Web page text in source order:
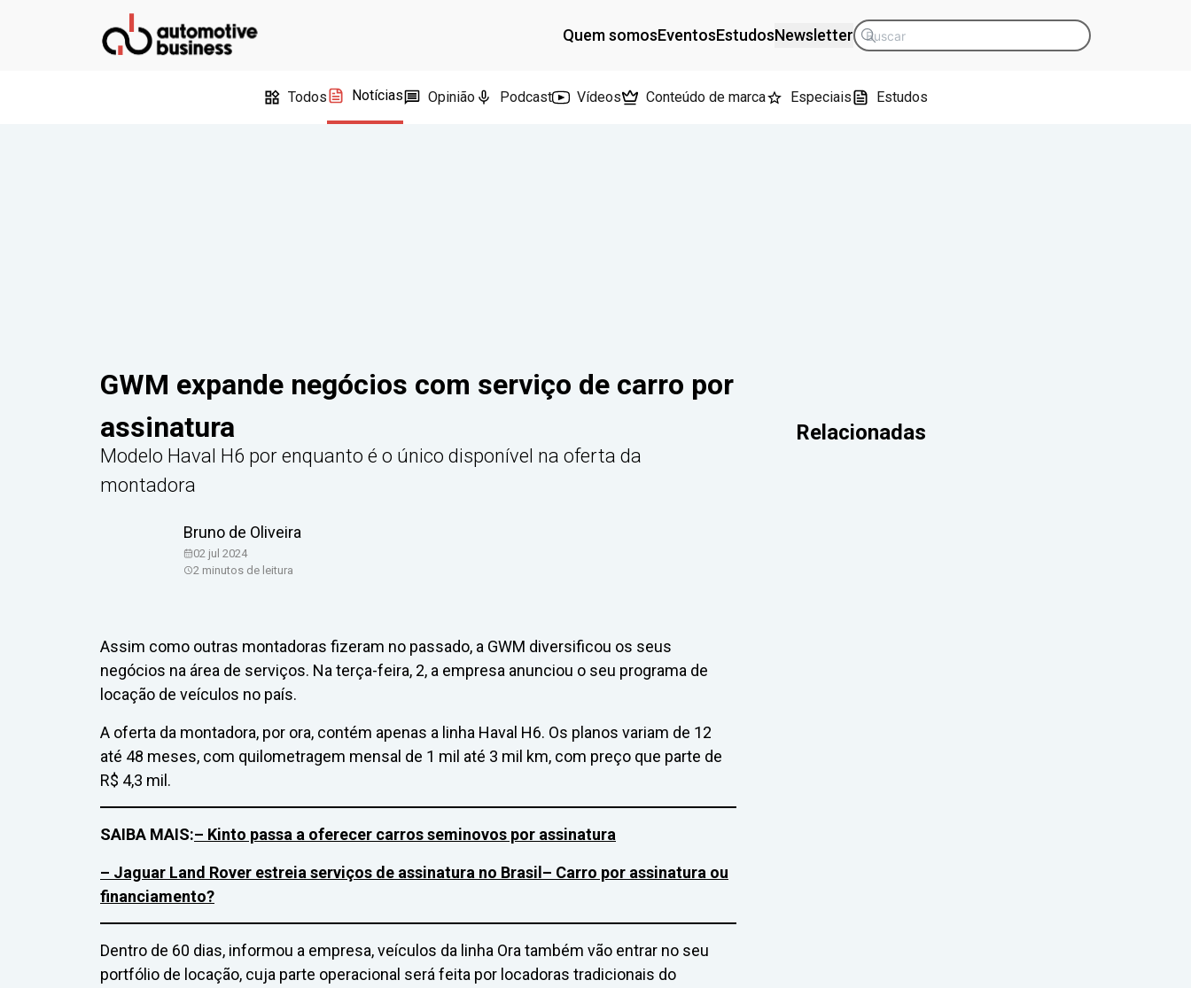
Quem somosEventosEstudosNewsletter
Todos Notícias Opinião Podcast Vídeos Conteúdo de marca Especiais Estudos
GWM expande negócios com serviço de carro por
assinatura
Modelo Haval H6 por enquanto é o único disponível na oferta da
montadora
Bruno de Oliveira
02 jul 2024
2 minutos de leitura
Assim como outras montadoras fizeram no passado, a GWM diversificou os seus
negócios na área de serviços. Na terça-feira, 2, a empresa anunciou o seu programa de
locação de veículos no país.
A oferta da montadora, por ora, contém apenas a linha Haval H6. Os planos variam de 12
até 48 meses, com quilometragem mensal de 1 mil até 3 mil km, com preço que parte de
R$ 4,3 mil.
SAIBA MAIS:– Kinto passa a oferecer carros seminovos por assinatura
– Jaguar Land Rover estreia serviços de assinatura no Brasil – Carro por assinatura ou
financiamento?
Dentro de 60 dias, informou a empresa, veículos da linha Ora também vão entrar no seu
portfólio de locação, cuja parte operacional será feita por locadoras tradicionais do
Relacionadas